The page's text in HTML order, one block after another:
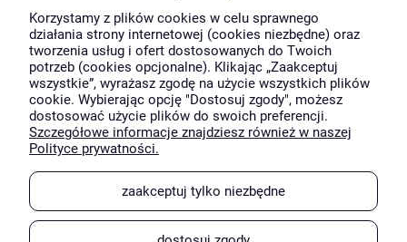
Moje konto
O firmie
Wyróżnili nas
Korzystamy z plików cookies w celu sprawnego
działania strony internetowej (cookies niezbędne) oraz
tworzenia usług i ofert dostosowanych do Twoich
potrzeb (cookies opcjonalne). Klikając „Zaakceptuj
wszystkie”, wyrażasz zgodę na użycie wszystkich plików
cookie. Wybierając opcję "Dostosuj zgody", możesz
dostosować użycie plików do swoich preferencji.
Szczegółowe informacje znajdziesz również w naszej
Polityce prywatności.
zaakceptuj tylko niezbędne